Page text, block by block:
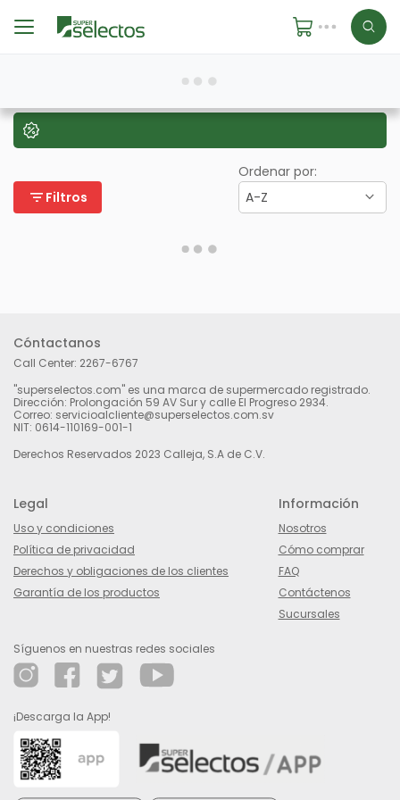
filter_list Filtros
Ordenar por:
A-Z
Cóntactanos
Call Center: 2267-6767
"superselectos.com" es una marca de supermercado registrado.
Dirección: Prolongación 59 AV Sur y calle El Progreso 2934.
Correo: servicioalcliente@superselectos.com.sv
NIT: 0614-110169-001-1
Derechos Reservados 2023 Calleja, S.A de C.V.
Legal
Uso y condiciones
Política de privacidad
Derechos y obligaciones de los clientes
Garantía de los productos
Información
Nosotros
Cómo comprar
FAQ
Contáctenos
Sucursales
Síguenos en nuestras redes sociales
¡Descarga la App!